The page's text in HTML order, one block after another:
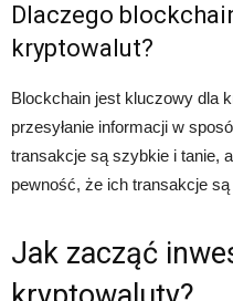
Dlaczego
kryptowalut?
Blockchain jest kluczowy dla
przesyłanie informacji w
transakcje są szybkie i tanie,
pewność, że ich transakcje
Jak zacząć